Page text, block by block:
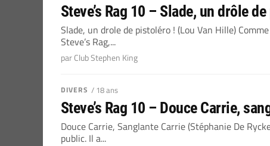
Steve’s Rag 10 – Slade, un drôle
Slade, un drole de pistoléro ! (Lou Van Hille)
Steve’s Rag,...
par Club Stephen King
DIVERS / 18 ans
Steve’s Rag 10 – Douce Carrie,
Douce Carrie, Sanglante Carrie (Stéphanie De
public. Il a...